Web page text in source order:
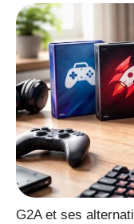
G2A et ses